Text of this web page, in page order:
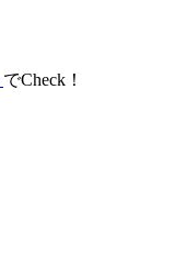
でCheck！